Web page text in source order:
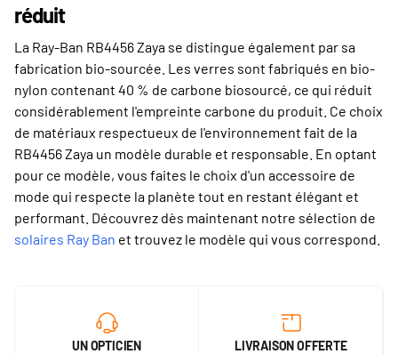
réduit
La Ray-Ban RB4456 Zaya se distingue également par sa
fabrication bio-sourcée. Les verres sont fabriqués en bio-
nylon contenant 40 % de carbone biosourcé, ce qui réduit
considérablement l'empreinte carbone du produit. Ce choix
de matériaux respectueux de l'environnement fait de la
RB4456 Zaya un modèle durable et responsable. En optant
pour ce modèle, vous faites le choix d'un accessoire de
mode qui respecte la planète tout en restant élégant et
performant. Découvrez dès maintenant notre sélection de
solaires Ray Ban et trouvez le modèle qui vous correspond.
UN OPTICIEN LIVRAISON OFFERTE